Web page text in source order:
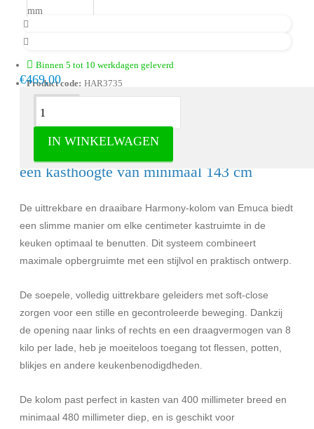
Binnen 5 tot 10 werkdagen geleverd
Product code: HAR3735
€469,00
IN WINKELWAGEN
Omschrijving
Draaibaar uittrekframe met 10 manden voor
een kasthoogte van minimaal 143 cm
De uittrekbare en draaibare Harmony-kolom van Emuca biedt
een slimme manier om elke centimeter kastruimte in de
keuken optimaal te benutten. Dit systeem combineert
maximale opbergruimte met een stijlvol en praktisch ontwerp.
De soepele, volledig uittrekbare geleiders met soft-close
zorgen voor een stille en gecontroleerde beweging. Dankzij
de opening naar links of rechts en een draagvermogen van 8
kilo per lade, heb je moeiteloos toegang tot flessen, potten,
blikjes en andere keukenbenodigdheden.
De kolom past perfect in kasten van 400 millimeter breed en
minimaal 480 millimeter diep, en is geschikt voor